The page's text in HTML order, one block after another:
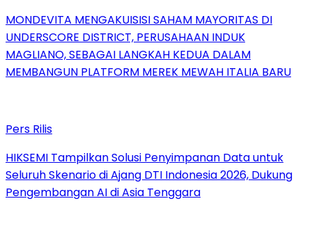
MONDEVITA MENGAKUISISI SAHAM MAYORITAS DI
UNDERSCORE DISTRICT, PERUSAHAAN INDUK
MAGLIANO, SEBAGAI LANGKAH KEDUA DALAM
MEMBANGUN PLATFORM MEREK MEWAH ITALIA BARU
Pers Rilis
HIKSEMI Tampilkan Solusi Penyimpanan Data untuk
Seluruh Skenario di Ajang DTI Indonesia 2026, Dukung
Pengembangan AI di Asia Tenggara